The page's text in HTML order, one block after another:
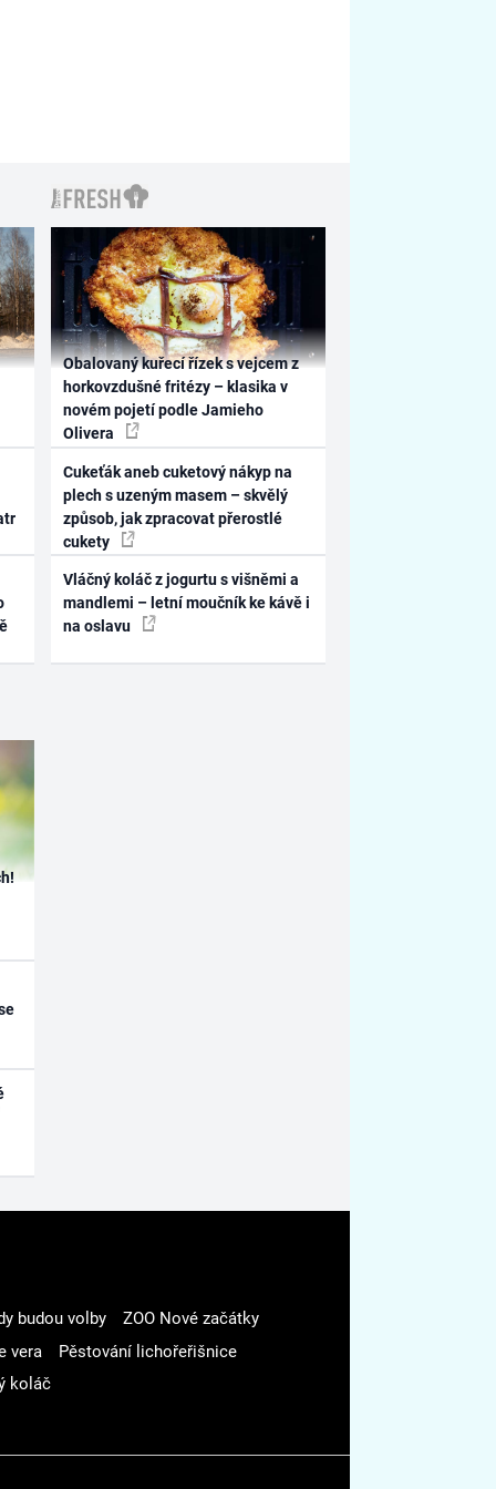
Obalovaný kuřecí řízek s vejcem z
horkovzdušné fritézy – klasika v
novém pojetí podle Jamieho
Olivera
Cukeťák aneb cuketový nákyp na
plech s uzeným masem – skvělý
způsob, jak zpracovat přerostlé
cukety
Vláčný koláč z jogurtu s višněmi a
mandlemi – letní moučník ke kávě i
na oslavu
budou volby
ZOO Nové začátky
vera
Pěstování lichořeřišnice
koláč